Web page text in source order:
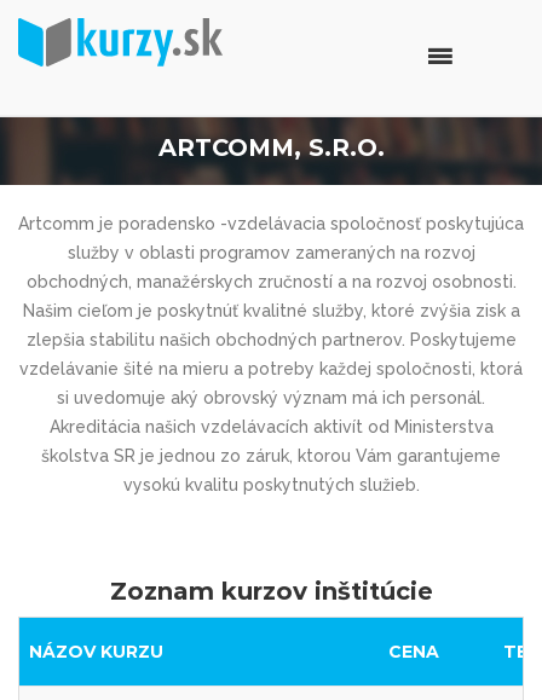
ARTCOMM, S.R.O.
Artcomm je poradensko -vzdelávacia spoločnosť poskytujúca
služby v oblasti programov zameraných na rozvoj
obchodných, manažérskych zručností a na rozvoj osobnosti.
Našim cieľom je poskytnúť kvalitné služby, ktoré zvýšia zisk a
zlepšia stabilitu našich obchodných partnerov. Poskytujeme
vzdelávanie šité na mieru a potreby každej spoločnosti, ktorá
si uvedomuje aký obrovský význam má ich personál.
Akreditácia našich vzdelávacích aktivít od Ministerstva
školstva SR je jednou zo záruk, ktorou Vám garantujeme
vysokú kvalitu poskytnutých služieb.
Zoznam kurzov inštitúcie
NÁZOV KURZU CENA